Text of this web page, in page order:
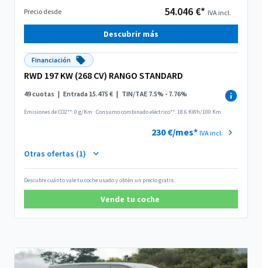
Precio desde 54.046 €* IVA incl.
Descubrir más
Financiación
RWD 197 KW (268 CV) RANGO STANDARD
49 cuotas | Entrada 15.475 € | TIN/TAE 7.5% - 7.76%
Emisiones de CO2**: 0 g/Km ·Consumo combinado eléctrico**: 18.6 KWh/100 Km
230 €/mes* IVA incl.
Otras ofertas (1)
Descubre cuánto vale tu coche usado y obtén un precio gratis.
Vende tu coche